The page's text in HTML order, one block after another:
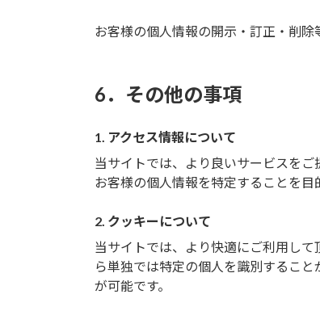
お客様の個人情報の開示・訂正・削除
6．その他の事項
1. アクセス情報について
当サイトでは、より良いサービスを
お客様の個人情報を特定することを目
2. クッキーについて
当サイトでは、より快適にご利用し
ら単独では特定の個人を識別するこ
が可能です。